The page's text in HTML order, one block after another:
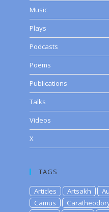
Music
Plays
Podcasts
Poems
Publications
Talks
Videos
X
TAGS
Articles Artsakh
Camus